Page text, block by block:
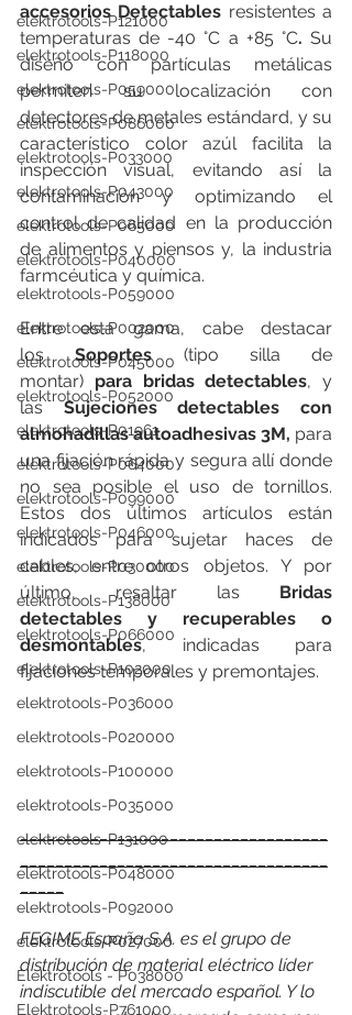
elektrotools-P121000
elektrotools-P118000
elektrotools-P059000
elektrotools-P086000
elektrotools-P033000
elektrotools-P043000
elektrotools-P065000
elektrotools-P040000
elektrotools-P059000
elektrotools-P002000
elektrotools-P045000
elektrotools-P052000
elektrotools-P01961
elektrotools-P064000
elektrotools-P099000
elektrotools-P046000
elektrotools-P030000
elektrotools-P138000
elektrotools-P066000
elektrotools-P102000
elektrotools-P036000
elektrotools-P020000
elektrotools-P100000
elektrotools-P035000
elektrotools-P131000
elektrotools-P048000
elektrotools-P092000
elektrotools-P027000
Elektrotools - P038000
Elektrotools-P761000
accesorios Detectables resistentes a
temperaturas de -40 °C a +85 °C. Su
diseño con partículas metálicas
permiten su localización con
detectores de metales estándard, y su
característico color azúl facilita la
inspección visual, evitando así la
contaminación y optimizando el
control de calidad en la producción
de alimentos y piensos y, la industria
farmcéutica y química.
Entre esta gama, cabe destacar
los Soportes (tipo silla de
montar) para bridas detectables, y
las Sujeciones detectables con
almohadillas autoadhesivas 3M, para
una fijación rápida y segura allí donde
no sea posible el uso de tornillos.
Estos dos últimos artículos están
indicados para sujetar haces de
cables, entre otros objetos. Y por
último, resaltar las Bridas
detectables y recuperables o
desmontables, indicadas para
fijaciones temporales y premontajes.
___________________________________
FEGIME España S.A. es el grupo de
distribución de material eléctrico líder
indiscutible del mercado español. Y lo